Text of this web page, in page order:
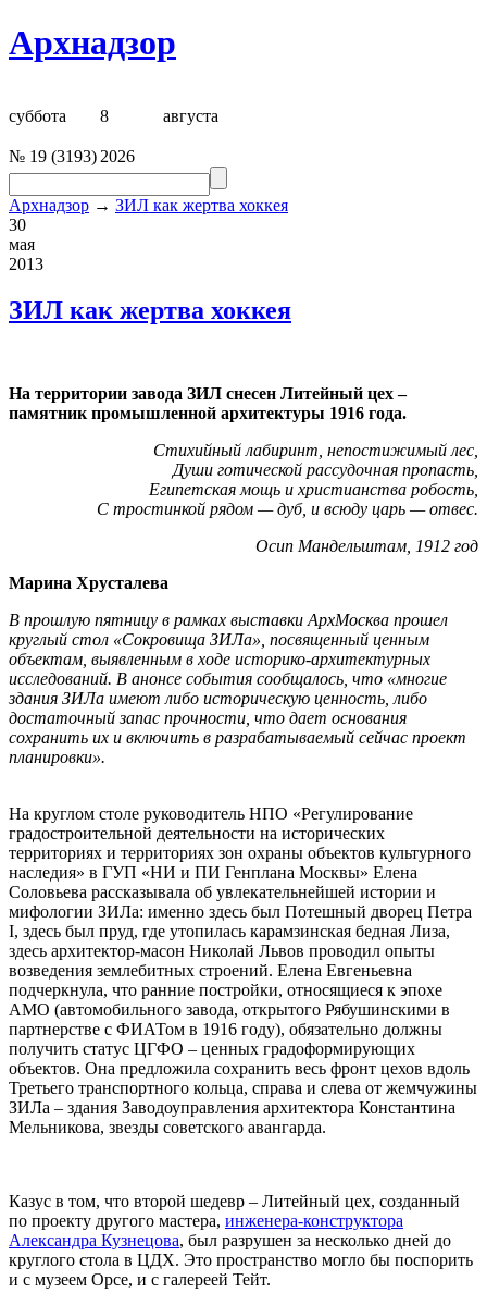
Архнадзор
суббота 8 августа
№ 19 (3193) 2026
Архнадзор → ЗИЛ как жертва хоккея
30
мая
2013
ЗИЛ как жертва хоккея
На территории завода ЗИЛ снесен Литейный цех –
памятник промышленной архитектуры 1916 года.
Стихийный лабиринт, непостижимый лес,
Души готической рассудочная пропасть,
Египетская мощь и христианства робость,
С тростинкой рядом — дуб, и всюду царь — отвес.
Осип Мандельштам, 1912 год
Марина Хрусталева
В прошлую пятницу в рамках выставки АрхМосква прошел
круглый стол «Сокровища ЗИЛа», посвященный ценным
объектам, выявленным в ходе историко-архитектурных
исследований. В анонсе события сообщалось, что «многие
здания ЗИЛа имеют либо историческую ценность, либо
достаточный запас прочности, что дает основания
сохранить их и включить в разрабатываемый сейчас проект
планировки».
На круглом столе руководитель НПО «Регулирование
градостроительной деятельности на исторических
территориях и территориях зон охраны объектов культурного
наследия» в ГУП «НИ и ПИ Генплана Москвы» Елена
Соловьева рассказывала об увлекательнейшей истории и
мифологии ЗИЛа: именно здесь был Потешный дворец Петра
I, здесь был пруд, где утопилась карамзинская бедная Лиза,
здесь архитектор-масон Николай Львов проводил опыты
возведения землебитных строений. Елена Евгеньевна
подчеркнула, что ранние постройки, относящиеся к эпохе
АМО (автомобильного завода, открытого Рябушинскими в
партнерстве с ФИАТом в 1916 году), обязательно должны
получить статус ЦГФО – ценных градоформирующих
объектов. Она предложила сохранить весь фронт цехов вдоль
Третьего транспортного кольца, справа и слева от жемчужины
ЗИЛа – здания Заводоуправления архитектора Константина
Мельникова, звезды советского авангарда.
Казус в том, что второй шедевр – Литейный цех, созданный
по проекту другого мастера, инженера-конструктора
Александра Кузнецова, был разрушен за несколько дней до
круглого стола в ЦДХ. Это пространство могло бы поспорить
и с музеем Орсе, и с галереей Тейт.